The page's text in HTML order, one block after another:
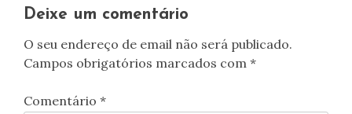
Deixe um comentário
O seu endereço de email não será publicado.
Campos obrigatórios marcados com *
Comentário *